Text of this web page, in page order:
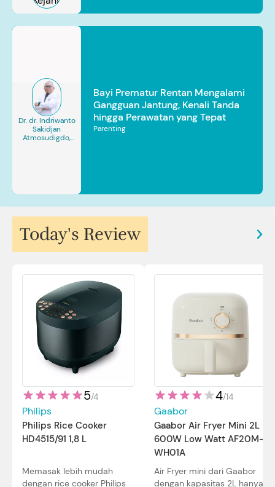
Dr. dr. Indriwanto
Sakidjan
Atmosudigdo,
Bayi Prematur Rentan Mengalami
Gangguan Jantung, Kenali Tanda
hingga Perawatan yang Tepat
Parenting
Today's Review
5/4
Philips
Philips Rice Cooker
HD4515/91 1,8 L
Memasak lebih mudah
dengan rice cooker Philips
4/14
Gaabor
Gaabor Air Fryer Mini 2L
600W Low Watt AF20M-
WH01A
Air Fryer mini dari Gaabor
dengan kapasitas 2L hanya